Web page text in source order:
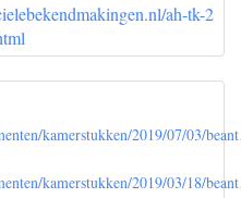
ah-tk-2
kamerstukken/2019/07/03/
kamerstukken/2019/03/18/